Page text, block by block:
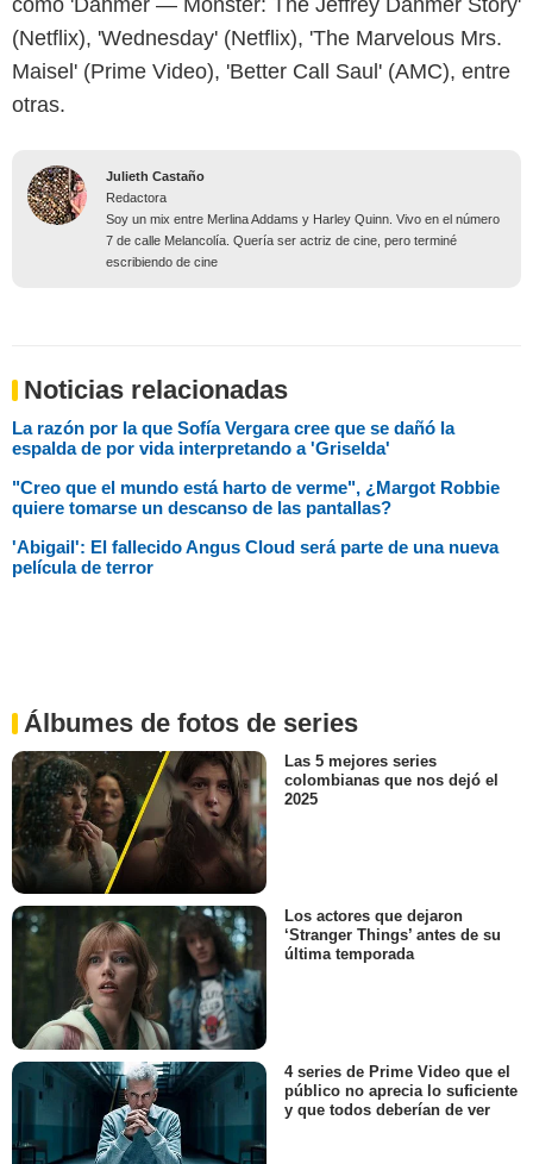
(Netflix), 'Wednesday' (Netflix), 'The Marvelous Mrs.
Maisel' (Prime Video), 'Better Call Saul' (AMC), entre
otras.
Julieth Castaño
Redactora
Soy un mix entre Merlina Addams y Harley Quinn. Vivo en el número
7 de calle Melancolía. Quería ser actriz de cine, pero terminé
escribiendo de cine
Noticias relacionadas
La razón por la que Sofía Vergara cree que se dañó la
espalda de por vida interpretando a 'Griselda'
"Creo que el mundo está harto de verme", ¿Margot Robbie
quiere tomarse un descanso de las pantallas?
'Abigail': El fallecido Angus Cloud será parte de una nueva
película de terror
Álbumes de fotos de series
Las 5 mejores series
colombianas que nos dejó el
2025
Los actores que dejaron
‘Stranger Things’ antes de su
última temporada
4 series de Prime Video que el
público no aprecia lo suficiente
y que todos deberían de ver